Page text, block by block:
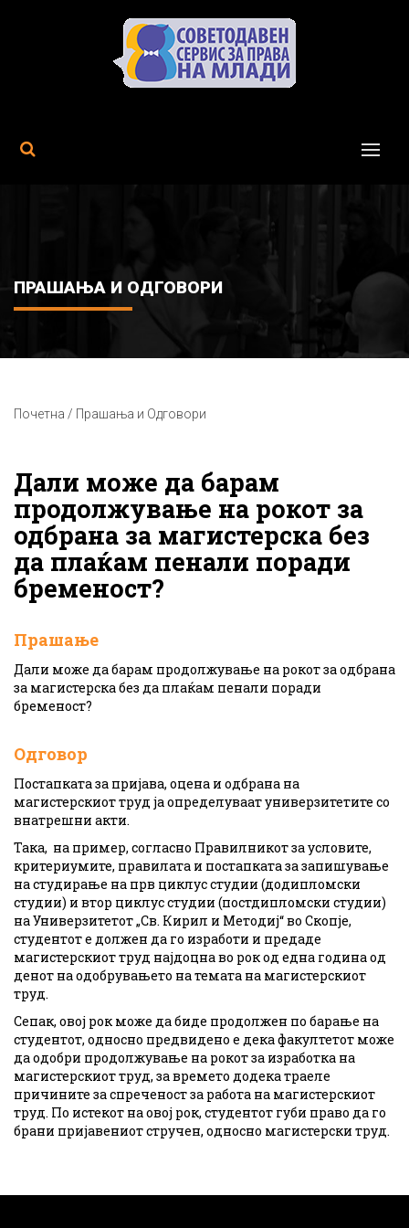
MENU
ПРАШАЊА И ОДГОВОРИ
Почетна / Прашања и Одговори
Дали може да барам
продолжување на рокот за
одбрана за магистерска без
да плаќам пенали поради
бременост?
Прашање
Дали може да барам продолжување на рокот за одбрана
за магистерска без да плаќам пенали поради
бременост?
Одговор
Постапката за пријава, оцена и одбрана на
магистерскиот труд ја определуваат универзитетите со
внатрешни акти.
Така, на пример, согласно Правилникот за условите,
критериумите, правилата и постапката за запишување
на студирање на прв циклус студии (додипломски
студии) и втор циклус студии (постдипломски студии)
на Универзитетот „Св. Кирил и Методиј“ во Скопје,
студентот е должен да го изработи и предаде
магистерскиот труд најдоцна во рок од една година од
денот на одобрувањето на темата на магистерскиот
труд.
Сепак, овој рок може да биде продолжен пo барање на
студентот, односно предвидено е дека факултетот може
да одобри продолжување на рокот за изработка на
магистерскиот труд, за времето додека траеле
причините за спреченост за работа на магистерскиот
труд. По истекот на овој рок, студентот губи право да го
брани пријавениот стручен, односно магистерски труд.